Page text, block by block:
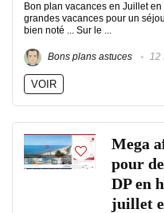
Bon plan vacances en Juillet
grandes vacances pour un
bien noté ... Sur le ...
Bons plans astuces 12
VOIR
Mega
pour
DP en
juillet